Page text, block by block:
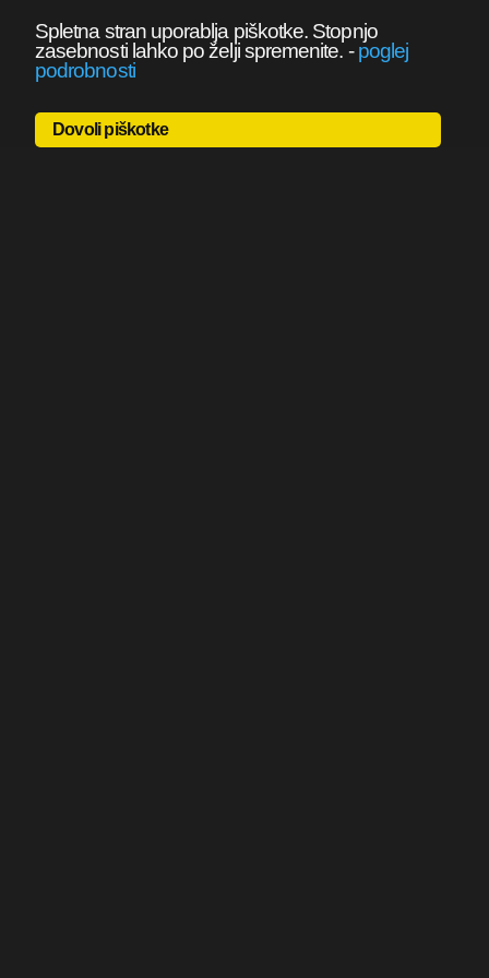
Spletna stran uporablja piškotke. Stopnjo
zasebnosti lahko po želji spremenite. -poglej
podrobnosti
Dovoli piškotke